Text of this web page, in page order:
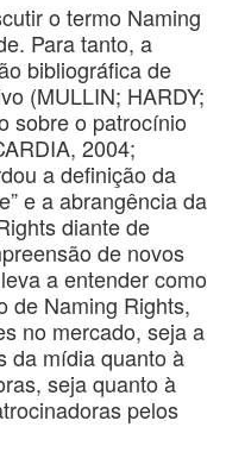
o termo Naming
Para tanto, a
bibliográfica de
(MULLIN; HARDY;
sobre o patrocínio
2004;
a definição da
e a abrangência da
diante de
de novos
a entender como
de Naming Rights,
no mercado, seja a
da mídia quanto à
seja quanto à
pelos